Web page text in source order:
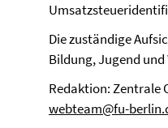
Die zuständige
Bildung, Jugend
Redaktion: Zentrale
webteam@fu-